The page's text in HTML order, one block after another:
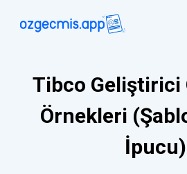
Tibco Geliştirici
Örnekleri
İpucu)